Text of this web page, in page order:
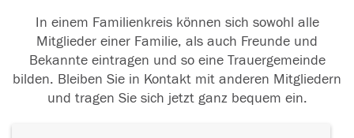
In einem Familienkreis können sich sowohl alle
Mitglieder einer Familie, als auch Freunde und
Bekannte eintragen und so eine Trauergemeinde
bilden. Bleiben Sie in Kontakt mit anderen Mitgliedern
und tragen Sie sich jetzt ganz bequem ein.